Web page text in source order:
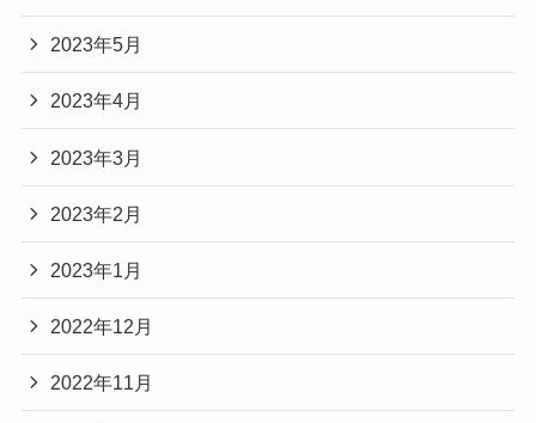
2023年5月
2023年4月
2023年3月
2023年2月
2023年1月
2022年12月
2022年11月